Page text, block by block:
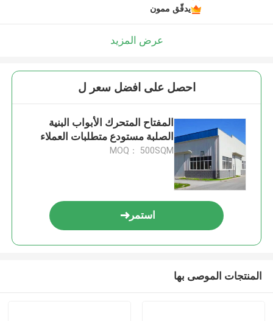
يدقّق ممون
عرض المزيد
احصل على افضل سعر ل
المفتاح المتحرك الأبواب البنية
الصلبة مستودع متطلبات العملاء
MOQ： 500SQM
استمر
المنتجات الموصى بها